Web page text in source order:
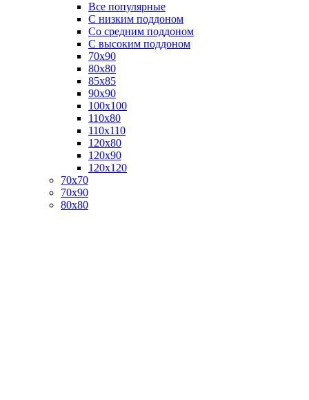
Все популярные
C низким поддоном
Со средним поддоном
С высоким поддоном
70х90
80х80
85х85
90х90
100х100
110х80
110х110
120х80
120х90
120х120
70х70
70х90
80х80